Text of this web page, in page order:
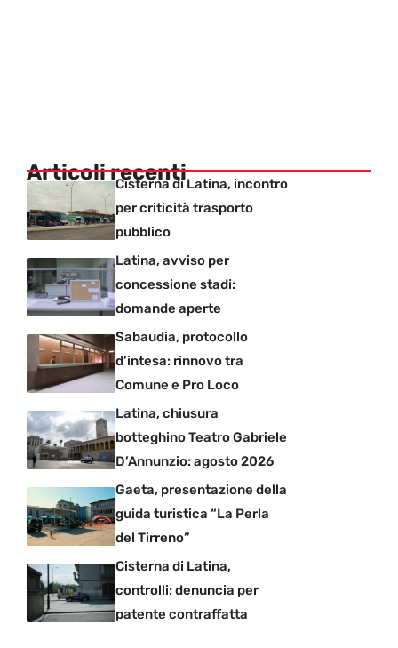
Articoli recentiCisterna di Latina, incontro
per criticità trasporto
pubblico
Latina, avviso per
concessione stadi:
domande aperte
Sabaudia, protocollo
d’intesa: rinnovo tra
Comune e Pro Loco
Latina, chiusura
botteghino Teatro Gabriele
D’Annunzio: agosto 2026
Gaeta, presentazione della
guida turistica “La Perla
del Tirreno”
Cisterna di Latina,
controlli: denuncia per
patente contraffatta